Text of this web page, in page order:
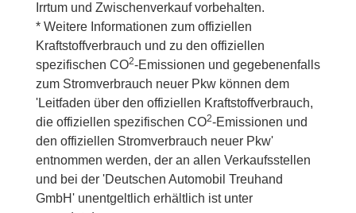
Irrtum und Zwischenverkauf vorbehalten.
* Weitere Informationen zum offiziellen
Kraftstoffverbrauch und zu den offiziellen
spezifischen CO2-Emissionen und gegebenenfalls
zum Stromverbrauch neuer Pkw können dem
'Leitfaden über den offiziellen Kraftstoffverbrauch,
die offiziellen spezifischen CO2-Emissionen und
den offiziellen Stromverbrauch neuer Pkw'
entnommen werden, der an allen Verkaufsstellen
und bei der 'Deutschen Automobil Treuhand
GmbH' unentgeltlich erhältlich ist unter